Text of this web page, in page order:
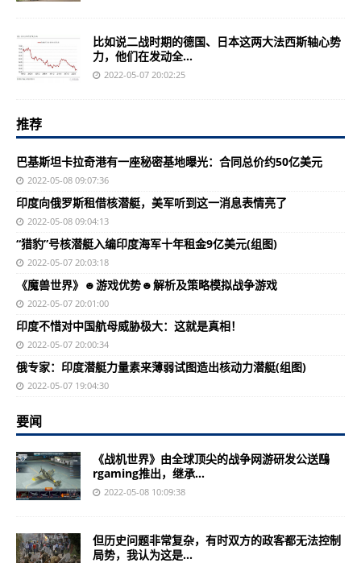
比如说二战时期的德国、日本这两大法西斯轴心势
力，他们在发动全...
2022-05-07 20:02:25
推荐
巴基斯坦卡拉奇港有一座秘密基地曝光：合同总价约50亿美元
2022-05-08 09:07:36
印度向俄罗斯租借核潜艇，美军听到这一消息表情亮了
2022-05-08 09:04:13
“猎豹”号核潜艇入编印度海军十年租金9亿美元(组图)
2022-05-07 20:03:18
《魔兽世界》☻游戏优势☻解析及策略模拟战争游戏
2022-05-07 20:01:00
印度不惜对中国航母威胁极大：这就是真相！
2022-05-07 20:00:34
俄专家：印度潜艇力量素来薄弱试图造出核动力潜艇(组图)
2022-05-07 19:04:30
要闻
《战机世界》由全球顶尖的战争网游研发公送鴄
rgaming推出，继承...
2022-05-08 10:09:38
但历史问题非常复杂，有时双方的政客都无法控制
局势，我认为这是...